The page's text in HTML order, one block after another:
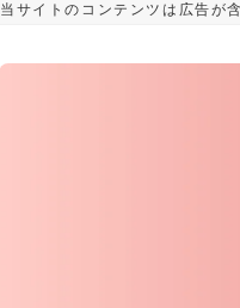
当サイトのコンテンツは広告が